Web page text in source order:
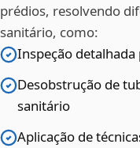
prédios, resolvendo
sanitário, como:
Inspeção
Desobstrução de
sanitário
Aplicação de